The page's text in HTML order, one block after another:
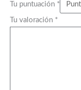
Tu puntuación *
Tu valoración *